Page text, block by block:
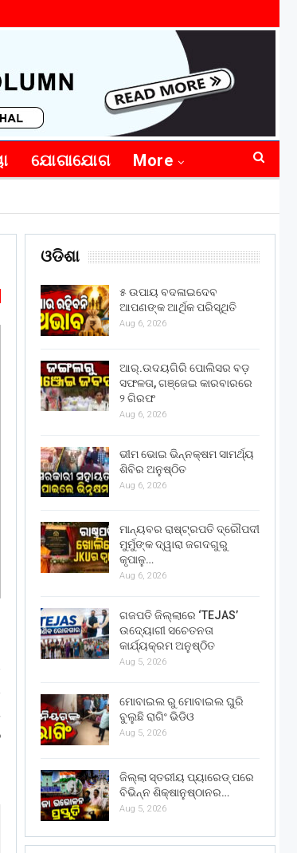
ଯୋଗାଯୋଗ More
ଓଡିଶା
୫ ଉପାୟ ବଦଳାଇଦେବ
ଆପଣଙ୍କ ଆର୍ଥିକ ପରିସ୍ଥିତି
Aug 6, 2026
ଆର୍.ଉଦୟଗିରି ପୋଲିସର ବଡ଼
ସଫଳତା, ଗଞ୍ଜେଇ କାରବାରରେ
୨ ଗିରଫ
Aug 6, 2026
ଭୀମ ଭୋଇ ଭିନ୍ନକ୍ଷମ ସାମର୍ଥ୍ୟ
ଶିବିର ଅନୁଷ୍ଠିତ
Aug 6, 2026
ମାନ୍ୟବର ରାଷ୍ଟ୍ରପତି ଦ୍ରୌପଦୀ
ମୁର୍ମୁଙ୍କ ଦ୍ୱାରା ଜଗଦଗୁରୁ
କୃପାଳୁ…
Aug 6, 2026
ଗଜପତି ଜିଲ୍ଲାରେ ‘TEJAS’
ଉଦ୍ୟୋଗୀ ସଚେତନତା
କାର୍ଯ୍ୟକ୍ରମ ଅନୁଷ୍ଠିତ
Aug 5, 2026
ମୋବାଇଲ ରୁ ମୋବାଇଲ ଘୁରି
ବୁଲୁଛି ରାଗିଂ ଭିଡିଓ
Aug 5, 2026
ଜିଲ୍ଲା ସ୍ତରୀୟ ପ୍ୟାରେଡ୍ ପରେ
ବିଭିନ୍ନ ଶିକ୍ଷାନୁଷ୍ଠାନର…
Aug 5, 2026